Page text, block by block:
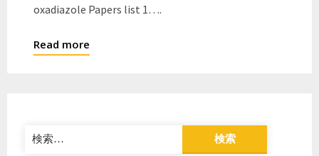
oxadiazole Papers list 1….
Read more
検
索: